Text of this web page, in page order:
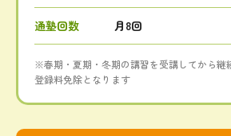
通塾回数 月8回
※春期・夏期・冬期の講習を受講してから継
登録料免除となります